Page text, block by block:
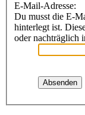
E-Mail-Adresse:
Du musst die E-
hinterlegt ist.
oder nachträglich